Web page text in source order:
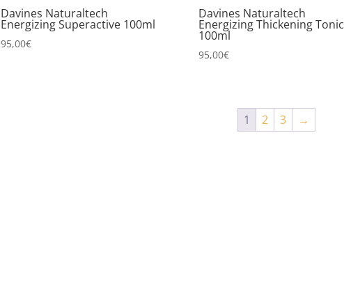
Davines Naturaltech
Energizing Superactive 100ml
95,00€
Davines Naturaltech
Energizing Thickening Tonic
100ml
95,00€
1 2 3 →